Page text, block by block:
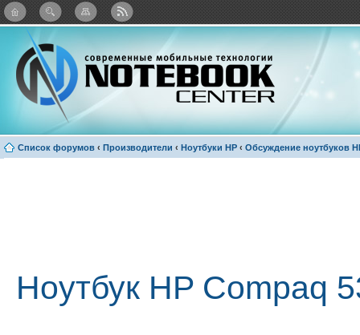
Каталог виджетов
Список форумов ‹ Производители ‹ Ноутбуки HP ‹ Обсуждение ноутбуков
Ноутбук HP Compaq